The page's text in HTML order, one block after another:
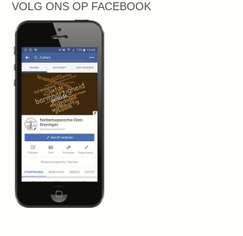
VOLG ONS OP FACEBOOK